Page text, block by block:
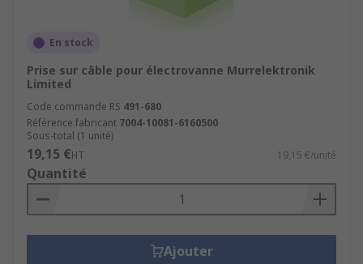
En stock
Prise sur câble pour électrovanne Murrelektronik
Limited
Code commande RS 491-680
Référence fabricant 7004-10081-6160500
Sous-total (1 unité)
19,15 €HT 19,15 €/unité
Quantité
Ajouter